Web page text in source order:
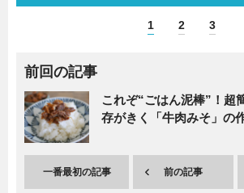
1 2 3
前回の記事
これぞ“ごはん泥棒”！超
存がきく「牛肉みそ」の
一番最初の記事 前の記事